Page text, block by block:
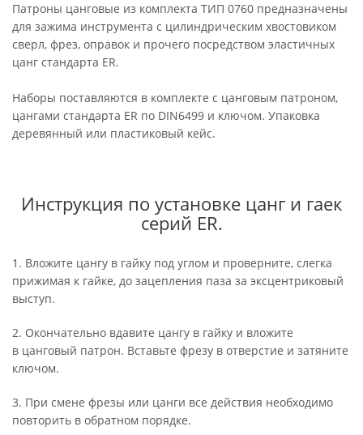
Патроны цанговые из комплекта ТИП 0760 предназначены
для зажима инструмента с цилиндрическим хвостовиком
сверл, фрез, оправок и прочего посредством эластичных
цанг стандарта ER.
Наборы поставляются в комплекте с цанговым патроном,
цангами стандарта ER по DIN6499 и ключом. Упаковка
деревянный или пластиковый кейс.
Инструкция по установке цанг и гаек
серий ER.
1. Вложите цангу в гайку под углом и проверните, слегка
прижимая к гайке, до зацепления паза за эксцентриковый
выступ.
2. Окончательно вдавите цангу в гайку и вложите
в цанговый патрон. Вставьте фрезу в отверстие и затяните
ключом.
3. При смене фрезы или цанги все действия необходимо
повторить в обратном порядке.